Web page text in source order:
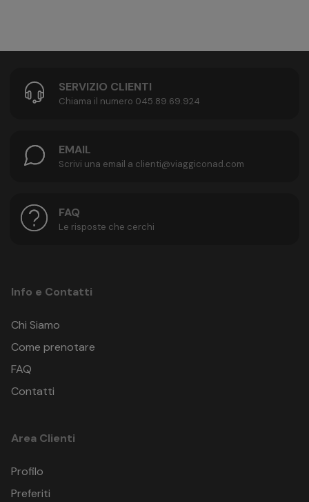
SERVIZIO CLIENTI
Chiama il numero 045.89.69.924
EMAIL
Scrivi una email a clienti@viaggiconad.com
FAQ
Le risposte che cerchi
Info e Contatti
Chi Siamo
Come prenotare
FAQ
Contatti
Area Clienti
Profilo
Preferiti